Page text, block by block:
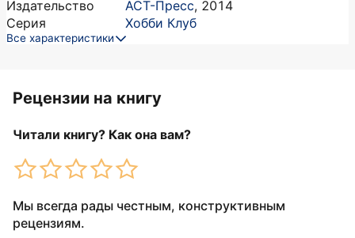
Издательство
АСТ-Пресс, 2014
Серия
Хобби Клуб
Все характеристики
Рецензии на книгу
Читали книгу? Как она вам?
Мы всегда рады честным, конструктивным
рецензиям.